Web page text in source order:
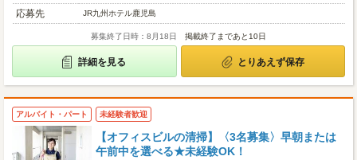
応募先
JR九州ホテル鹿児島
募集終了日時：8月18日 掲載終了まであと10日
詳細を見る とりあえず保存
アルバイト・パート 未経験者歓迎
【オフィスビルの清掃】〈3名募集〉早朝または
午前中を選べる★未経験OK！